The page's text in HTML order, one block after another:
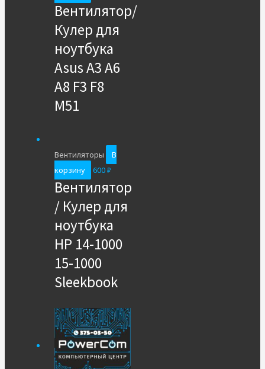
Вентилятор/
Кулер для
ноутбука
Asus A3 A6
A8 F3 F8
M51
Вентиляторы
В
корзину
600₽
Вентилятор
/ Кулер для
ноутбука
HP 14-1000
15-1000
Sleekbook